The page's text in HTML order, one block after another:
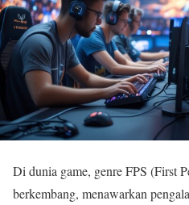
Di dunia game, genre FPS (First
berkembang, menawarkan